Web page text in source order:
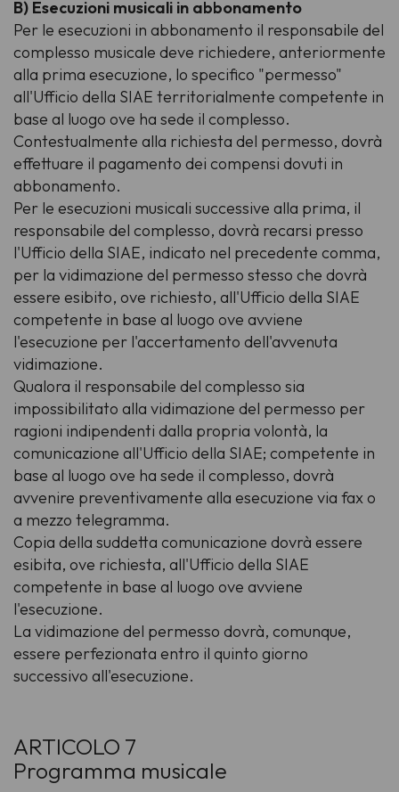
B) Esecuzioni musicali in abbonamento
Per le esecuzioni in abbonamento il responsabile del
complesso musicale deve richiedere, anteriormente
alla prima esecuzione, lo specifico "permesso"
all'Ufficio della SIAE territorialmente competente in
base al luogo ove ha sede il complesso.
Contestualmente alla richiesta del permesso, dovrà
effettuare il pagamento dei compensi dovuti in
abbonamento.
Per le esecuzioni musicali successive alla prima, il
responsabile del complesso, dovrà recarsi presso
l'Ufficio della SIAE, indicato nel precedente comma,
per la vidimazione del permesso stesso che dovrà
essere esibito, ove richiesto, all'Ufficio della SIAE
competente in base al luogo ove avviene
l'esecuzione per l'accertamento dell'avvenuta
vidimazione.
Qualora il responsabile del complesso sia
impossibilitato alla vidimazione del permesso per
ragioni indipendenti dalla propria volontà, la
comunicazione all'Ufficio della SIAE; competente in
base al luogo ove ha sede il complesso, dovrà
avvenire preventivamente alla esecuzione via fax o
a mezzo telegramma.
Copia della suddetta comunicazione dovrà essere
esibita, ove richiesta, all'Ufficio della SIAE
competente in base al luogo ove avviene
l'esecuzione.
La vidimazione del permesso dovrà, comunque,
essere perfezionata entro il quinto giorno
successivo all'esecuzione.
ARTICOLO 7
Programma musicale